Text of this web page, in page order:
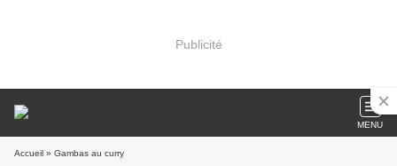
Publicité
MENU
Accueil » Gambas au curry